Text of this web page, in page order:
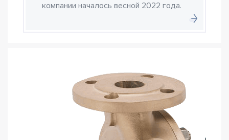
компании началось весной 2022 года.